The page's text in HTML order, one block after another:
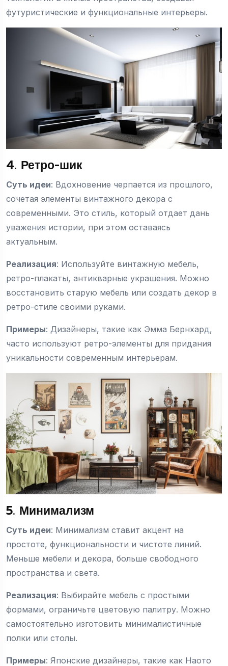
футуристические и функциональные интерьеры.
4. Ретро-шик
Суть идеи: Вдохновение черпается из прошлого,
сочетая элементы винтажного декора с
современными. Это стиль, который отдает дань
уважения истории, при этом оставаясь
актуальным.
Реализация: Используйте винтажную мебель,
ретро-плакаты, антикварные украшения. Можно
восстановить старую мебель или создать декор в
ретро-стиле своими руками.
Примеры: Дизайнеры, такие как Эмма Бернхард,
часто используют ретро-элементы для придания
уникальности современным интерьерам.
5. Минимализм
Суть идеи: Минимализм ставит акцент на
простоте, функциональности и чистоте линий.
Меньше мебели и декора, больше свободного
пространства и света.
Реализация: Выбирайте мебель с простыми
формами, ограничьте цветовую палитру. Можно
самостоятельно изготовить минималистичные
полки или столы.
Примеры: Японские дизайнеры, такие как Наото